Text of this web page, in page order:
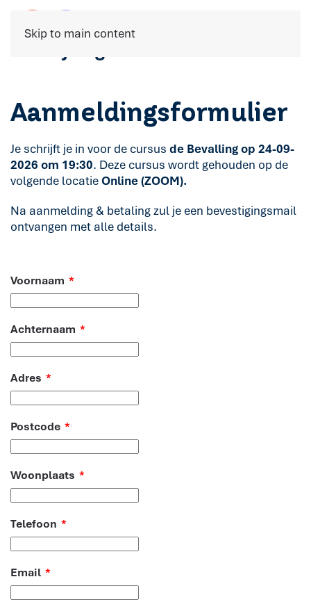
Skip to main content
Aanmeldingsformulier
Je schrijft je in voor de cursus de Bevalling op 24-09-
2026 om 19:30. Deze cursus wordt gehouden op de
volgende locatie Online (ZOOM).
Na aanmelding & betaling zul je een bevestigingsmail
ontvangen met alle details.
Voornaam *
Achternaam *
Adres *
Postcode *
Woonplaats *
Telefoon *
Email *